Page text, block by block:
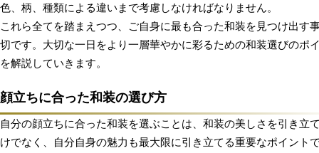
色、柄、種類による違いまで考慮しなければなりません。
これら全てを踏まえつつ、ご自身に最も合った和装を見つけ出す
切です。大切な一日をより一層華やかに彩るための和装選びのポ
を解説していきます。
顔立ちに合った和装の選び方
自分の顔立ちに合った和装を選ぶことは、和装の美しさを引き立
けでなく、自分自身の魅力も最大限に引き立てる重要なポイント